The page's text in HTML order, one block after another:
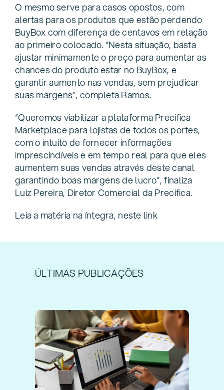
O mesmo serve para casos opostos, com
alertas para os produtos que estão perdendo
BuyBox com diferença de centavos em relação
ao primeiro colocado. “Nesta situação, basta
ajustar minimamente o preço para aumentar as
chances do produto estar no BuyBox, e
garantir aumento nas vendas, sem prejudicar
suas margens”, completa Ramos.
“Queremos viabilizar a plataforma Precifica
Marketplace para lojistas de todos os portes,
com o intuito de fornecer informações
imprescindíveis e em tempo real para que eles
aumentem suas vendas através deste canal
garantindo boas margens de lucro”, finaliza
Luiz Pereira, Diretor Comercial da Precifica.
Leia a matéria na íntegra, neste link
ÚLTIMAS PUBLICAÇÕES